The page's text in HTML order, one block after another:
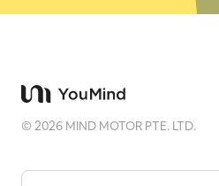
©2026 MIND MOTOR PTE. LTD.